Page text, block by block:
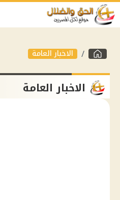
الاخبار العامة
الاخبار العامة